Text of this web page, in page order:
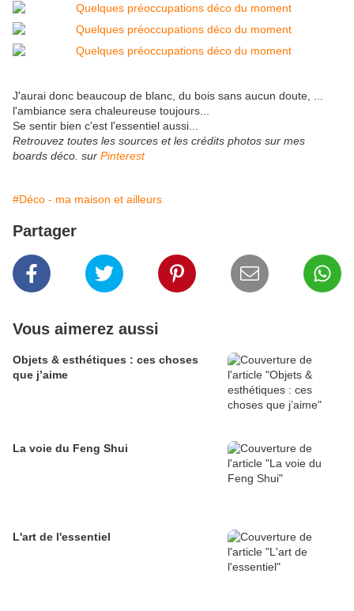
J'aurai donc beaucoup de blanc, du bois sans aucun doute, ...
l'ambiance sera chaleureuse toujours...
Se sentir bien c'est l'essentiel aussi...
Retrouvez toutes les sources et les crédits photos sur mes
boards déco. sur Pinterest
#Déco - ma maison et ailleurs
Partager
Vous aimerez aussi
Objets & esthétiques : ces choses
que j’aime
La voie du Feng Shui
L'art de l'essentiel